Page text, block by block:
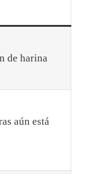
de harina
aún está